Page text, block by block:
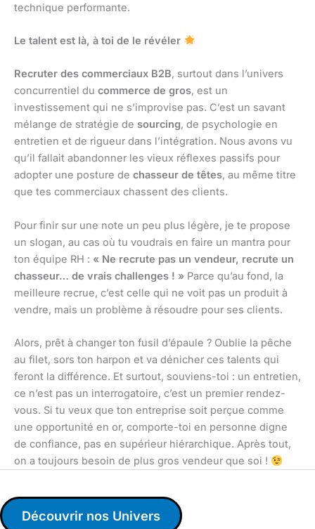
technique performante.
Le talent est là, à toi de le révéler
Recruter des commerciaux B2B, surtout dans l’univers
concurrentiel du commerce de gros, est un
investissement qui ne s’improvise pas. C’est un savant
mélange de stratégie de sourcing, de psychologie en
entretien et de rigueur dans l’intégration. Nous avons vu
qu’il fallait abandonner les vieux réflexes passifs pour
adopter une posture de chasseur de têtes, au même titre
que tes commerciaux chassent des clients.
Pour finir sur une note un peu plus légère, je te propose
un slogan, au cas où tu voudrais en faire un mantra pour
ton équipe RH : « Ne recrute pas un vendeur, recrute un
chasseur… de vrais challenges ! » Parce qu’au fond, la
meilleure recrue, c’est celle qui ne voit pas un produit à
vendre, mais un problème à résoudre pour ses clients.
Alors, prêt à changer ton fusil d’épaule ? Oublie la pêche
au filet, sors ton harpon et va dénicher ces talents qui
feront la différence. Et surtout, souviens-toi : un entretien,
ce n’est pas un interrogatoire, c’est un premier rendez-
vous. Si tu veux que ton entreprise soit perçue comme
une opportunité en or, comporte-toi en personne digne
de confiance, pas en supérieur hiérarchique. Après tout,
on a toujours besoin de plus gros vendeur que soi !
Découvrir nos Univers